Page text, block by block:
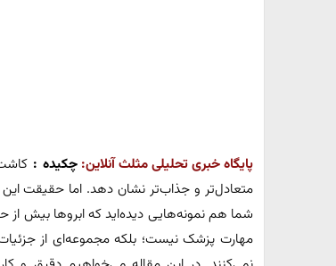
پایگاه خبری تحلیلی مثلث آنلاین: چکیده :
متعادل‌تر و جذاب‌تر نشان دهد. اما حقیقت
شما هم نمونه‌هایی دیده‌اید که ابروها بیش
مهارت پزشک نیست؛ بلکه مجموعه‌ای از